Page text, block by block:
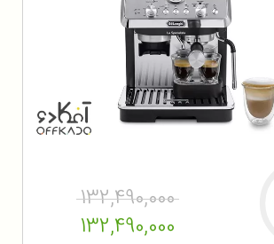
132,490,000
132,490,000